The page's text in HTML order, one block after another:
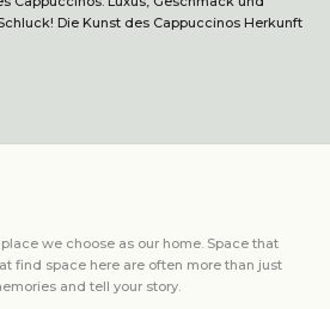
Die Kunst des Cappuccinos Herkunft
we choose as our home. Space that
find space here are often more than just
and tell your story.